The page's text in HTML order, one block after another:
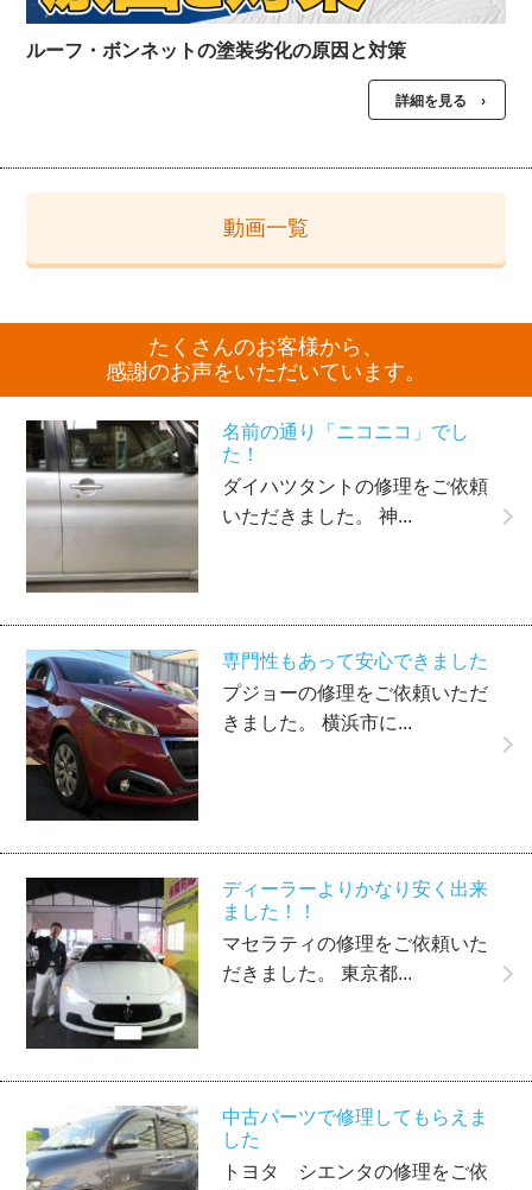
ルーフ・ボンネットの塗装劣化の原因と対策
詳細を見る ›
動画一覧
たくさんのお客様から、
感謝のお声をいただいています。
名前の通り「ニコニコ」でし
た！
ダイハツタントの修理をご依頼
いただきました。 神...
専門性もあって安心できました
プジョーの修理をご依頼いただ
きました。 横浜市に...
ディーラーよりかなり安く出来
ました！！
マセラティの修理をご依頼いた
だきました。 東京都...
中古パーツで修理してもらえま
した
トヨタ シエンタの修理をご依